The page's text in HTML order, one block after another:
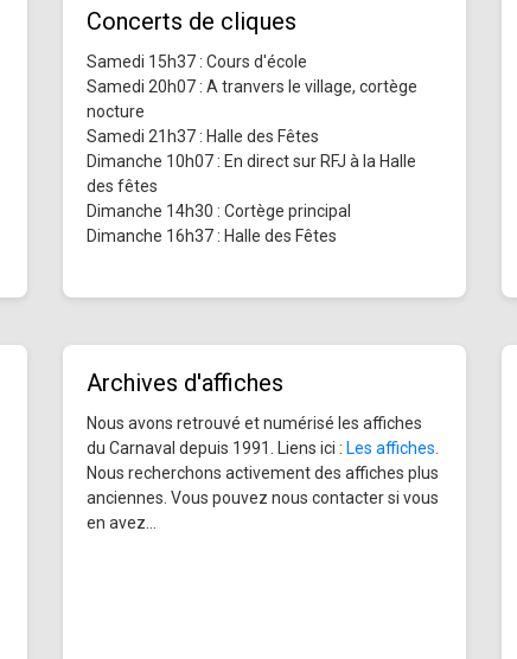
Concerts de cliques
Samedi 15h37 : Cours d'école
Samedi 20h07 : A tranvers le village, cortège
nocture
Samedi 21h37 : Halle des Fêtes
Dimanche 10h07 : En direct sur RFJ à la Halle
des fêtes
Dimanche 14h30 : Cortège principal
Dimanche 16h37 : Halle des Fêtes
Archives d'affiches
Nous avons retrouvé et numérisé les affiches
du Carnaval depuis 1991. Liens ici : Les affiches
Nous recherchons activement des affiches plus
anciennes. Vous pouvez nous contacter si vous
en avez...